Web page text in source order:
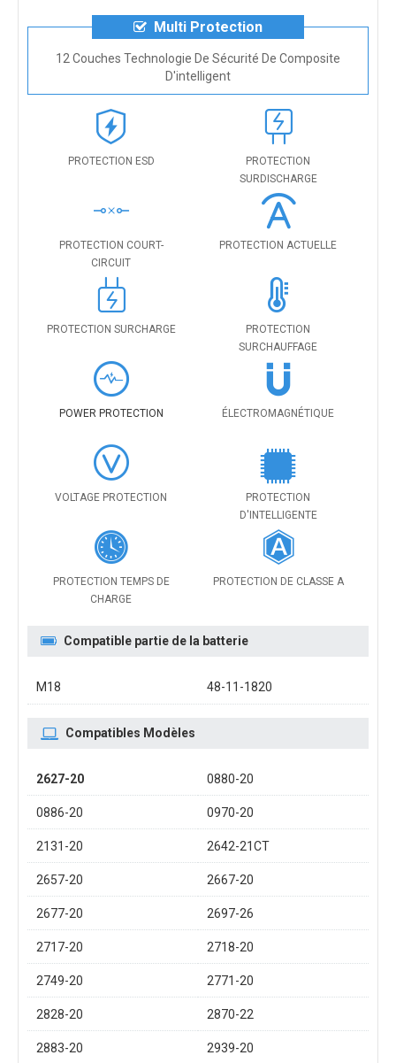
Multi Protection
12 Couches Technologie De Sécurité De Composite
D'intelligent
PROTECTION ESD
PROTECTION
SURDISCHARGE
PROTECTION COURT-
CIRCUIT
PROTECTION ACTUELLE
PROTECTION SURCHARGE
PROTECTION
SURCHAUFFAGE
POWER PROTECTION ÉLECTROMAGNÉTIQUE
VOLTAGE PROTECTION
PROTECTION
D'INTELLIGENTE
PROTECTION TEMPS DE
CHARGE
PROTECTION DE CLASSE A
Compatible partie de la batterie
M18 48-11-1820
Compatibles Modèles
2627-20 0880-20
0886-20 0970-20
2131-20 2642-21CT
2657-20 2667-20
2677-20 2697-26
2717-20 2718-20
2749-20 2771-20
2828-20 2870-22
2883-20 2939-20